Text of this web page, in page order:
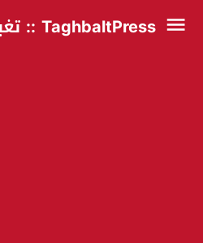
TaghbaltPress :: تغبالت بريس ::